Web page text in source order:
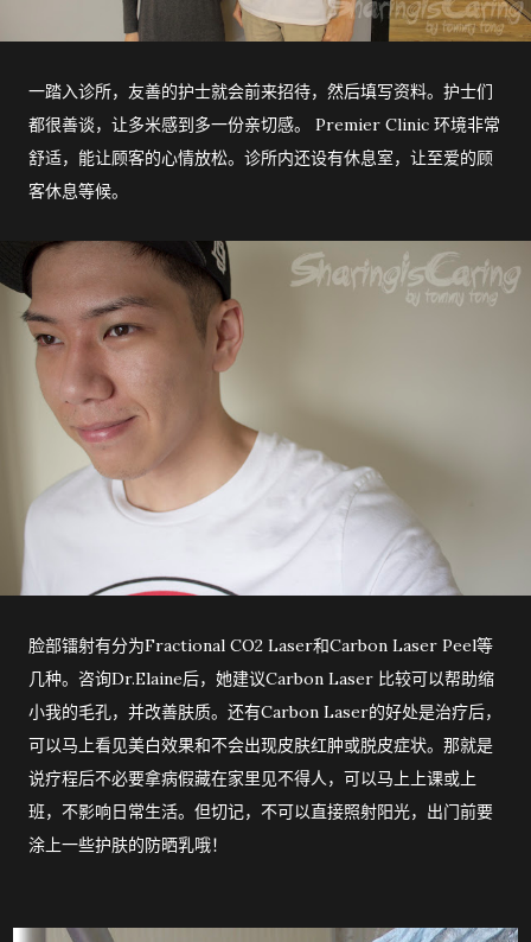
一踏入诊所，友善的护士就会前来招待，然后填写资料。护士们
都很善谈，让多米感到多一份亲切感。 Premier Clinic 环境非常
舒适，能让顾客的心情放松。诊所内还设有休息室，让至爱的顾
客休息等候。
脸部镭射有分为Fractional CO2 Laser和Carbon Laser Peel等
几种。咨询Dr.Elaine后，她建议Carbon Laser 比较可以帮助缩
小我的毛孔，并改善肤质。还有Carbon Laser的好处是治疗后，
可以马上看见美白效果和不会出现皮肤红肿或脱皮症状。那就是
说疗程后不必要拿病假藏在家里见不得人，可以马上上课或上
班，不影响日常生活。但切记，不可以直接照射阳光，出门前要
涂上一些护肤的防晒乳哦！